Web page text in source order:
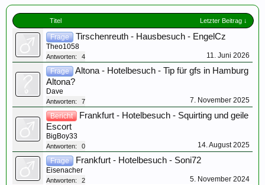
Titel Letzter Beitrag ↓
Frage Tirschenreuth - Hausbesuch - EngelCz
Theo1058
Antworten: 4 11. Juni 2026
Frage
Altona - Hotelbesuch - Tip für gfs in Hamburg
Altona?
Dave
Antworten: 7 7. November 2025
Bericht
Frankfurt - Hotelbesuch - Squirting und geile
Escort
BigBoy33
Antworten: 0 14. August 2025
Frage Frankfurt - Hotelbesuch - Soni72
Eisenacher
Antworten: 2 5. November 2024